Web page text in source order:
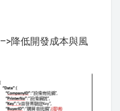
降低開發成本與風